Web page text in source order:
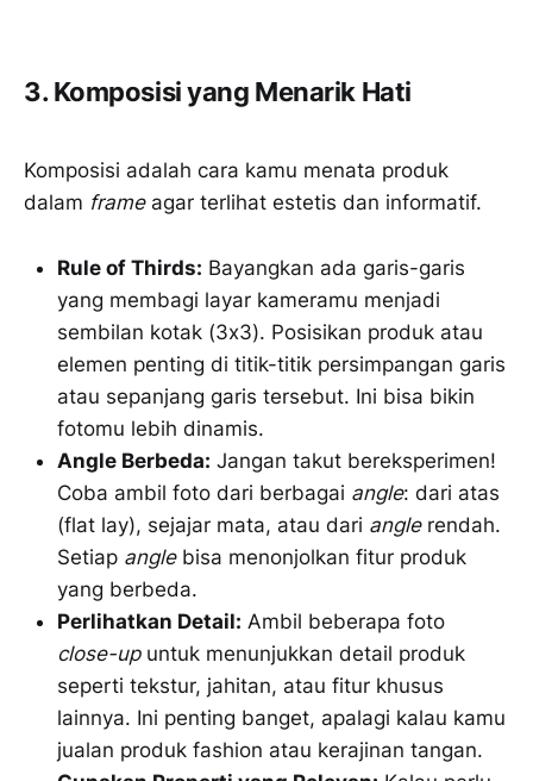
3. Komposisi yang Menarik Hati
Komposisi adalah cara kamu menata produk
dalam frameagar terlihat estetis dan informatif.
Rule of Thirds: Bayangkan ada garis-garis
yang membagi layar kameramu menjadi
sembilan kotak (3x3). Posisikan produk atau
elemen penting di titik-titik persimpangan garis
atau sepanjang garis tersebut. Ini bisa bikin
fotomu lebih dinamis.
Angle Berbeda: Jangan takut bereksperimen!
Coba ambil foto dari berbagai angle: dari atas
(flat lay), sejajar mata, atau dari anglerendah.
Setiap anglebisa menonjolkan fitur produk
yang berbeda.
Perlihatkan Detail: Ambil beberapa foto
close-upuntuk menunjukkan detail produk
seperti tekstur, jahitan, atau fitur khusus
lainnya. Ini penting banget, apalagi kalau kamu
jualan produk fashion atau kerajinan tangan.